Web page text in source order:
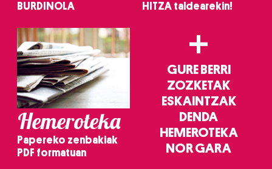
BURDINOLA
HITZA taldearekin!
Hemeroteka
Papereko zenbakiak
PDF formatuan
+
GURE BERRI
ZOZKETAK
ESKAINTZAK
DENDA
HEMEROTEKA
NOR GARA